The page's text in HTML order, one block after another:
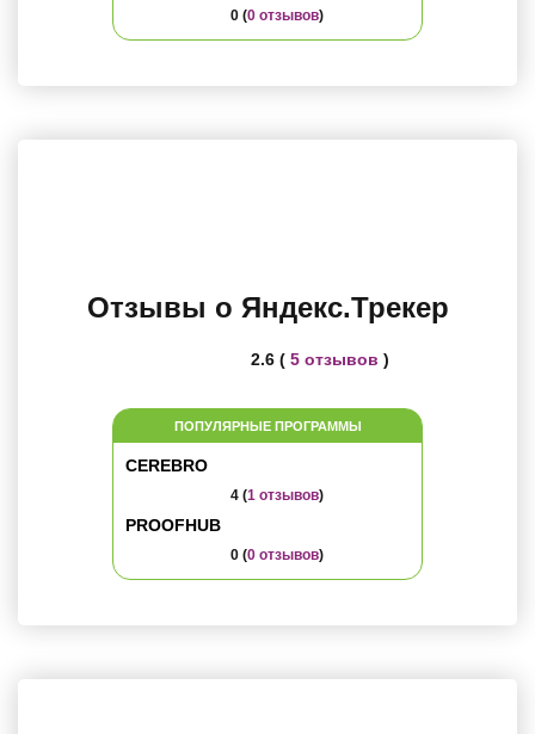
0 (0 отзывов)
Отзывы о Яндекс.Трекер
2.6 ( 5 отзывов )
ПОПУЛЯРНЫЕ ПРОГРАММЫ
CEREBRO
4 (1 отзывов)
PROOFHUB
0 (0 отзывов)